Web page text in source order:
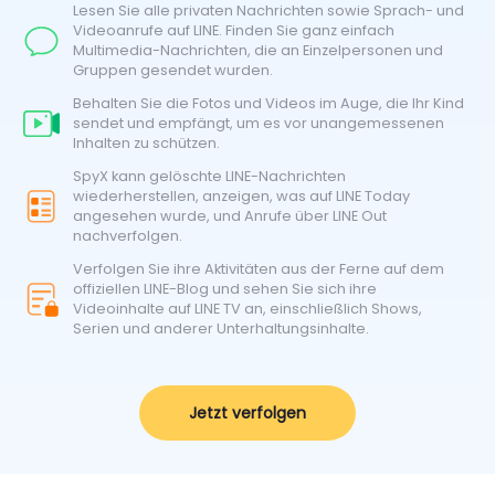
Lesen Sie alle privaten Nachrichten sowie Sprach- und
Videoanrufe auf LINE. Finden Sie ganz einfach
Multimedia-Nachrichten, die an Einzelpersonen und
Gruppen gesendet wurden.
Behalten Sie die Fotos und Videos im Auge, die Ihr Kind
sendet und empfängt, um es vor unangemessenen
Inhalten zu schützen.
SpyX kann gelöschte LINE-Nachrichten
wiederherstellen, anzeigen, was auf LINE Today
angesehen wurde, und Anrufe über LINE Out
nachverfolgen.
Verfolgen Sie ihre Aktivitäten aus der Ferne auf dem
offiziellen LINE-Blog und sehen Sie sich ihre
Videoinhalte auf LINE TV an, einschließlich Shows,
Serien und anderer Unterhaltungsinhalte.
Jetzt verfolgen